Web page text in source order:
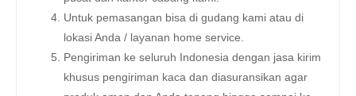
Untuk pemasangan bisa di gudang kami atau di
lokasi Anda / layanan home service.
Pengiriman ke seluruh Indonesia dengan jasa kirim
khusus pengiriman kaca dan diasuransikan agar